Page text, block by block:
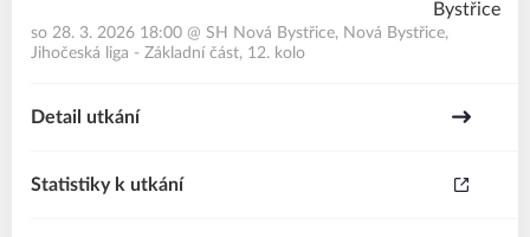
so 28. 3. 2026 18:00 @ SH Nová Bystřice, Nová Bystřice,
Jihočeská liga - Základní část, 12. kolo
Detail utkání
Statistiky k utkání